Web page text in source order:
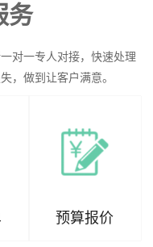
务
对一专人对接，快速处理
，做到让客户满意。
预算报价